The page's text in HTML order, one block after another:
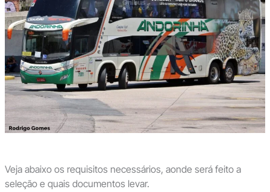
Veja abaixo os requisitos necessários, aonde será feito a
seleção e quais documentos levar.